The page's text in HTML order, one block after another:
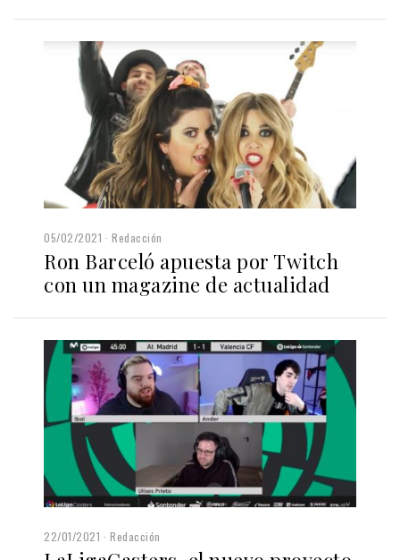
05/02/2021 Redacción
Ron Barceló apuesta por Twitch
con un magazine de actualidad
22/01/2021 Redacción